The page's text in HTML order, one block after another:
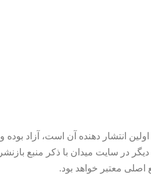
انتشار دهنده آن است، آزاد بوده و
در سایت میدان با ذکر منبع بازنشر
معتبر خواهد بود.